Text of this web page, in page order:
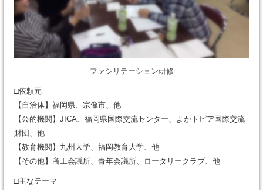
ファシリテーション研修
□依頼元
【自治体】福岡県、宗像市、他
【公的機関】JICA、福岡県国際交流センター、よかトピア国際交流
財団、他
【教育機関】九州大学、福岡教育大学、他
【その他】商工会議所、青年会議所、ロータリークラブ、他
□主なテーマ